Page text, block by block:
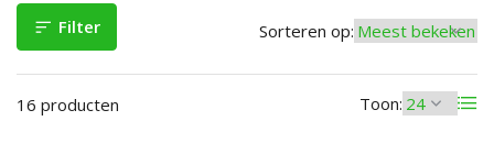
Filter
16 producten Toon:
Sorteren op: